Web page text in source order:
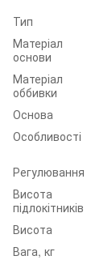
Тип
Матеріал
основи
Матеріал
оббивки
Основа
Особливості
Регулювання
Висота
підлокітників
Висота
Вага, кг